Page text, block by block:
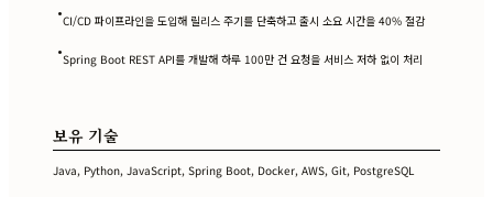
•CI/CD 파이프라인을 도입해 릴리스 주기를 단축하고 출시 소요 시간을 40% 절감
•Spring Boot REST API를 개발해 하루 100만 건 요청을 서비스 저하 없이 처리
보유 기술
Java, Python, JavaScript, Spring Boot, Docker, AWS, Git, PostgreSQL